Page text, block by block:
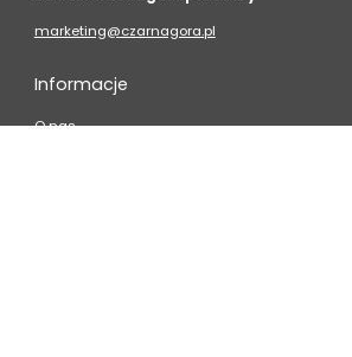
marketing@czarnagora.pl
Informacje
O nas